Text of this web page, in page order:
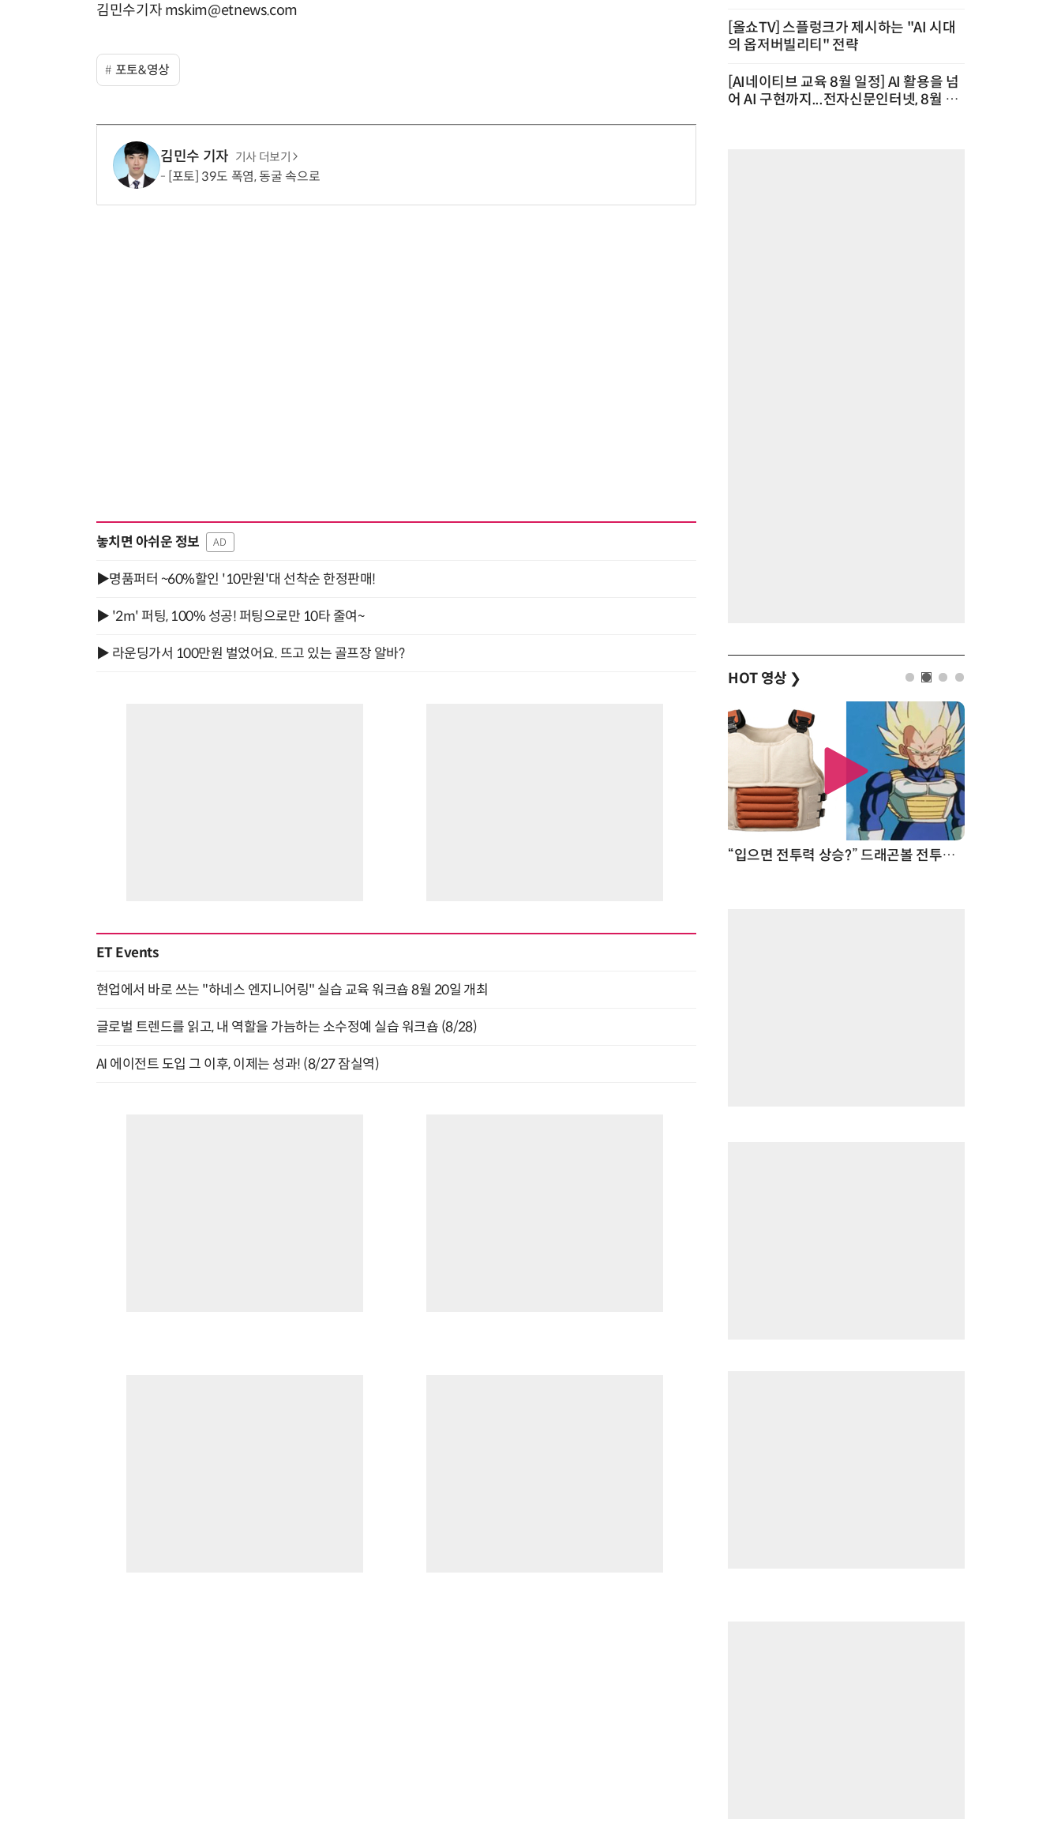
김민수기자 mskim@etnews.com
포토&영상
김민수 기자 기사 더보기
[포토] 39도 폭염, 동굴 속으로
놓치면 아쉬운 정보 AD
▶명품퍼터 ~60%할인 '10만원'대 선착순 한정판매!
▶ '2m' 퍼팅, 100% 성공! 퍼팅으로만 10타 줄여~
▶ 라운딩가서 100만원 벌었어요. 뜨고 있는 골프장 알바?
ET Events
현업에서 바로 쓰는 "하네스 엔지니어링" 실습 교육 워크숍 8월 20일 개최
글로벌 트렌드를 읽고, 내 역할을 가늠하는 소수정예 실습 워크숍 (8/28)
AI 에이전트 도입 그 이후, 이제는 성과! (8/27 잠실역)
[올쇼TV] 스플렁크가 제시하는 "AI 시대
의 옵저버빌리티" 전략
[AI네이티브 교육 8월 일정] AI 활용을 넘
어 AI 구현까지...전자신문인터넷, 8월 실
HOT 영상 ❯
“입으면 전투력 상승?” 드래곤볼 전투복 닮은 중량조끼